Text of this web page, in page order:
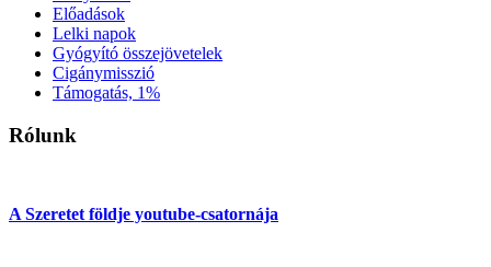
Előadások
Lelki napok
Gyógyító összejövetelek
Cigánymisszió
Támogatás, 1%
Rólunk
A Szeretet földje youtube-csatornája